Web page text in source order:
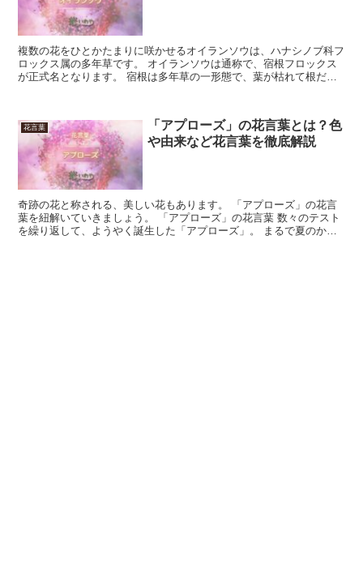
複数の花をひとかたまりに咲かせるオイランソウは、ハナシノブ科フ
ロックス属の多年草です。 オイランソウは通称で、宿根フロックス
が正式名となります。 宿根は多年草の一形態で、葉が枯れて根だけ
花言葉
「アプローズ」の花言葉とは？色
や由来など花言葉を徹底解説
奇跡の花と称される、美しい花もあります。 「アプローズ」の花言
葉を紐解いていきましょう。 「アプローズ」の花言葉 数々のテスト
を繰り返して、ようやく誕生した「アプローズ」。 まるで夏のかき